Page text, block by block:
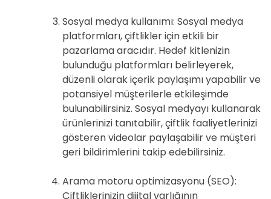
Sosyal medya kullanımı: Sosyal medya
platformları, çiftlikler için etkili bir
pazarlama aracıdır. Hedef kitlenizin
bulunduğu platformları belirleyerek,
düzenli olarak içerik paylaşımı yapabilir ve
potansiyel müşterilerle etkileşimde
bulunabilirsiniz. Sosyal medyayı kullanarak
ürünlerinizi tanıtabilir, çiftlik faaliyetlerinizi
gösteren videolar paylaşabilir ve müşteri
geri bildirimlerini takip edebilirsiniz.
Arama motoru optimizasyonu (SEO):
Çiftliklerinizin dijital varlığının